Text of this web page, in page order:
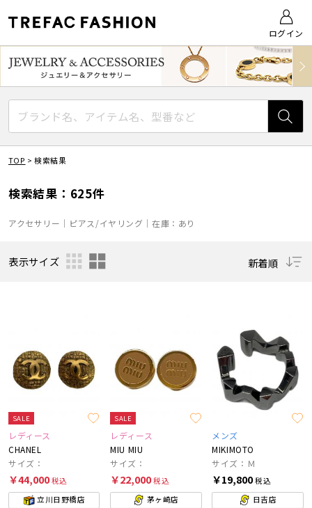
ログイン
TOP >検索結果
検索結果：625件
アクセサリー｜ピアス/イヤリング｜在庫：あり
表示サイズ 新着順
SALE
レディース
CHANEL
サイズ：
￥44,000税込
立川日野橋店
SALE
レディース
MIU MIU
サイズ：
￥22,000税込
茅ヶ崎店
メンズ
MIKIMOTO
サイズ：Ｍ
￥19,800税込
日吉店